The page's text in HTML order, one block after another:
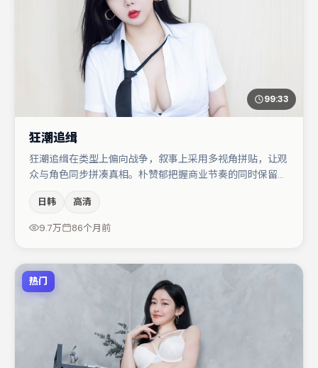
99:33
狂潮追缉
狂潮追缉在类型上偏向战争，叙事上采用多视角拼贴，让观
众与角色同步拼凑真相。朴赞郁把握商业节奏的同时保留人
事驱动，张译、谭卓分别提供反差与喜剧/悬疑调剂（视场
次而定）。若你偏爱强类型与清晰主线，这部作品值得关
日韩 高清
9.7万 86个月前
热门